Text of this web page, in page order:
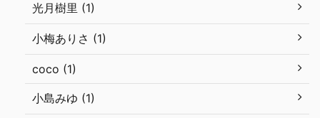
光月樹里 (1)
小梅ありさ (1)
coco (1)
小島みゆ (1)